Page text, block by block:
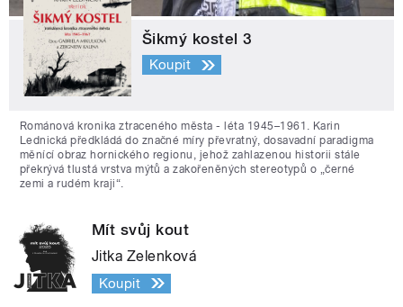
Šikmý kostel 3
Koupit
Románová kronika ztraceného města - léta 1945–1961. Karin
Lednická předkládá do značné míry převratný, dosavadní paradigma
měnící obraz hornického regionu, jehož zahlazenou historii stále
překrývá tlustá vrstva mýtů a zakořeněných stereotypů o „černé
zemi a rudém kraji“.
Mít svůj kout
Jitka Zelenková
Koupit